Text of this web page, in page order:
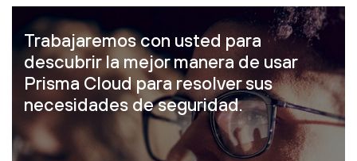
Trabajaremos con usted para
descubrir la mejor manera de usar
Prisma Cloud para resolver sus
necesidades de seguridad.